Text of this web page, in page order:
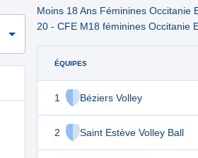
Moins 18 Ans Féminines Occitanie
20 - CFE M18 féminines Occitanie
ÉQUIPES
1 Béziers Volley
2 Saint Estève Volley Ball